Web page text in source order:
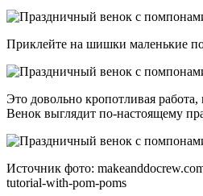
Приклейте на шишки маленькие
Это довольно кропотливая работа,
Венок выглядит по-настоящему
Источник фото:
tutorial-with-pom-poms